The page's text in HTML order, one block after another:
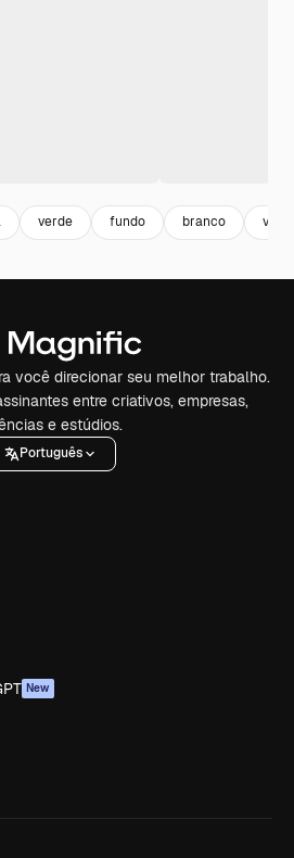
verde fundo branco
você direcionar seu melhor trabalho.
entre criativos, empresas,
e estúdios.
Português
New